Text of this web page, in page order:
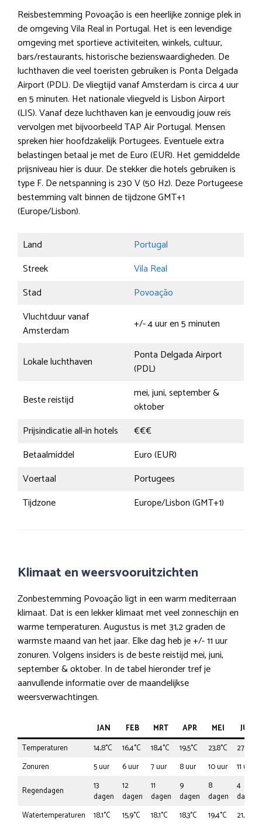
Reisbestemming Povoação is een heerlijke zonnige plek in
de omgeving Vila Real in Portugal. Het is een levendige
omgeving met sportieve activiteiten, winkels, cultuur,
bars/restaurants, historische bezienswaardigheden. De
luchthaven die veel toeristen gebruiken is Ponta Delgada
Airport (PDL). De vliegtijd vanaf Amsterdam is circa 4 uur
en 5 minuten. Het nationale vliegveld is Lisbon Airport
(LIS). Vanaf deze luchthaven kan je eenvoudig jouw reis
vervolgen met bijvoorbeeld TAP Air Portugal. Mensen
spreken hier hoofdzakelijk Portugees. Eventuele extra
belastingen betaal je met de Euro (EUR). Het gemiddelde
prijsniveau hier is duur. De stekker die hotels gebruiken is
type F. De netspanning is 230 V (50 Hz). Deze Portugeese
bestemming valt binnen de tijdzone GMT+1
(Europe/Lisbon).
Land
Portugal
Streek
Vila Real
Stad
Povoação
Vluchtduur vanaf
Amsterdam
+/- 4 uur en 5 minuten
Lokale luchthaven
Ponta Delgada Airport
(PDL)
Beste reistijd
mei, juni, september &
oktober
Prijsindicatie all-in hotels
€€€
Betaalmiddel
Euro (EUR)
Voertaal
Portugees
Tijdzone
Europe/Lisbon (GMT+1)
Klimaat en weersvooruitzichten
Zonbestemming Povoação ligt in een warm mediterraan
klimaat. Dat is een lekker klimaat met veel zonneschijn en
warme temperaturen. Augustus is met 31,2 graden de
warmste maand van het jaar. Elke dag heb je +/- 11 uur
zonuren. Volgens insiders is de beste reistijd mei, juni,
september & oktober. In de tabel hieronder tref je
aanvullende informatie over de maandelijkse
weersverwachtingen.
JAN FEB MRT APR MEI
JUN
Temperaturen
14,8°C 16,4°C 18,4°C 19,5°C 23,8°C
27,2°C
Zonuren
5 uur 6 uur 7 uur 8 uur 10 uur
11 uur
Regendagen
13
dagen
12
dagen
11
dagen
9
dagen
8
dagen
4
dagen
Watertemperaturen
18,1°C 15,9°C 18,1°C 18,3°C 19,4°C 21,5°C